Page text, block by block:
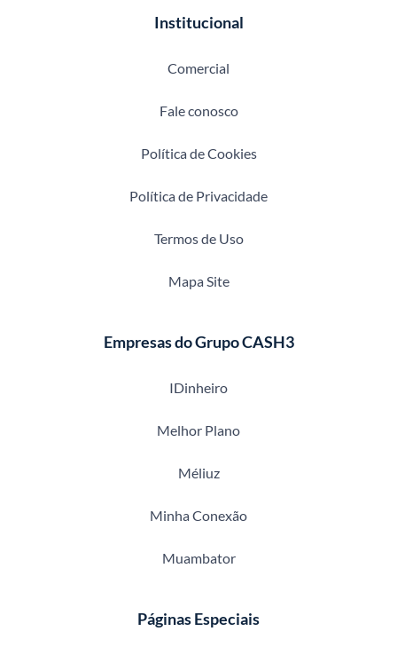
Institucional
Comercial
Fale conosco
Política de Cookies
Política de Privacidade
Termos de Uso
Mapa Site
Empresas do Grupo CASH3
IDinheiro
Melhor Plano
Méliuz
Minha Conexão
Muambator
Páginas Especiais